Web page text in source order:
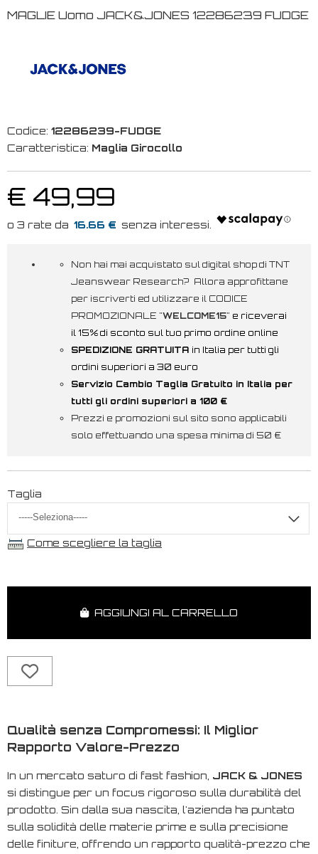
MAGLIE Uomo JACK&JONES 12286239 FUDGE
Codice: 12286239-FUDGE
Caratteristica: Maglia Girocollo
€ 49,99
16.66 €
Non hai mai acquistato sul digital shop di TNT
Jeanswear Research? Allora approfittane
per iscriverti ed utilizzare il CODICE
PROMOZIONALE "WELCOME15" e riceverai
il 15% di sconto sul tuo primo ordine online
SPEDIZIONE GRATUITA in Italia per tutti gli
ordini superiori a 30 euro
Servizio Cambio Taglia Gratuito in Italia per
tutti gli ordini superiori a 100 €
Prezzi e promozioni sul sito sono applicabili
solo effettuando una spesa minima di 50 €
Taglia
Come scegliere la taglia
AGGIUNGI AL CARRELLO
Qualità senza Compromessi: Il Miglior
Rapporto Valore-Prezzo
In un mercato saturo di fast fashion JACK & JONES
si distingue per un focus rigoroso sulla durabilità del
prodotto. Sin dalla sua nascita, l'azienda ha puntato
sulla solidità delle materie prime e sulla precisione
delle finiture, offrendo un rapporto qualità-prezzo che